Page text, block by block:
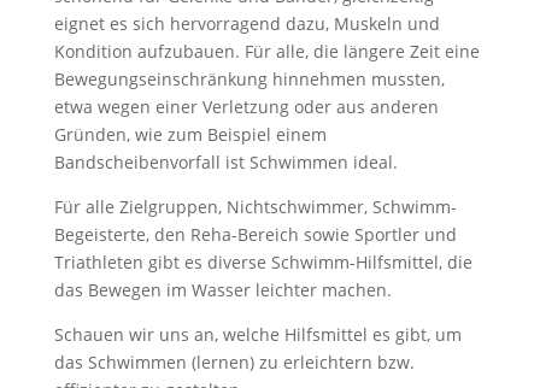
eignet es sich hervorragend dazu, Muskeln und
Kondition aufzubauen. Für alle, die längere Zeit eine
Bewegungseinschränkung hinnehmen mussten,
etwa wegen einer Verletzung oder aus anderen
Gründen, wie zum Beispiel einem
Bandscheibenvorfall ist Schwimmen ideal.
Für alle Zielgruppen, Nichtschwimmer, Schwimm-
Begeisterte, den Reha-Bereich sowie Sportler und
Triathleten gibt es diverse Schwimm-Hilfsmittel, die
das Bewegen im Wasser leichter machen.
Schauen wir uns an, welche Hilfsmittel es gibt, um
das Schwimmen (lernen) zu erleichtern bzw.